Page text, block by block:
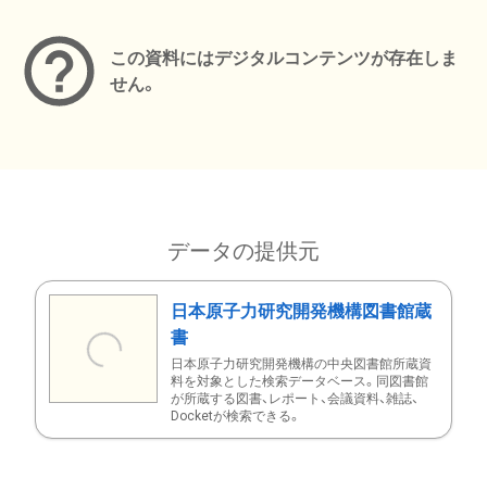
この資料にはデジタルコンテンツが存在しま
せん。
データの提供元
日本原子力研究開発機構図書館蔵
書
日本原子力研究開発機構の中央図書館所蔵資
料を対象とした検索データベース。同図書館
が所蔵する図書、レポート、会議資料、雑誌、
Docketが検索できる。